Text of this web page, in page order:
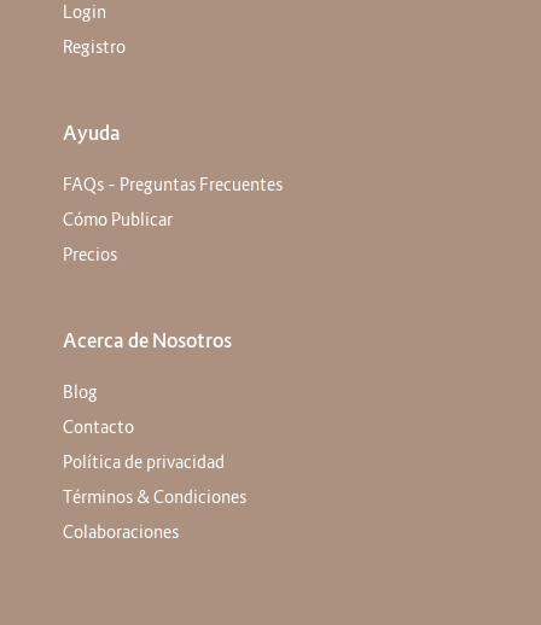
Login
Registro
Ayuda
FAQs – Preguntas Frecuentes
Cómo Publicar
Precios
Acerca de Nosotros
Blog
Contacto
Política de privacidad
Términos & Condiciones
Colaboraciones